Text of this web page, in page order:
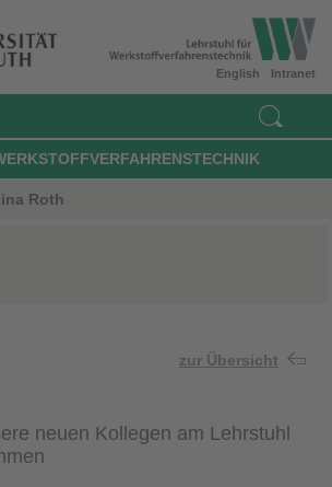
Intranet
English
Roth
zur Übersicht
neuen Kollegen am Lehrstuhl